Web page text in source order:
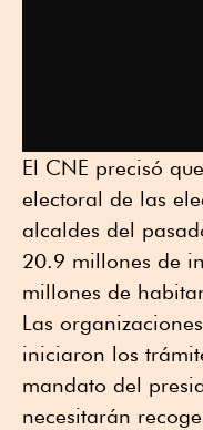
El CNE precisó
electoral de las
alcaldes del
20.9 millones de
millones de
Las
iniciaron los
mandato del
necesitarán